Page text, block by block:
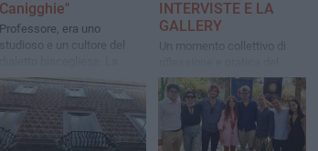
Canigghie"
Professore, era uno
studioso e un cultore del
lo ricorda anche
nel ruolo di consigliere
che ha ricoperto
INTERVISTE E LA
GALLERY
Un momento collettivo di
dialetto biscegliese,
patrimonio culturale di
inestimabile valore